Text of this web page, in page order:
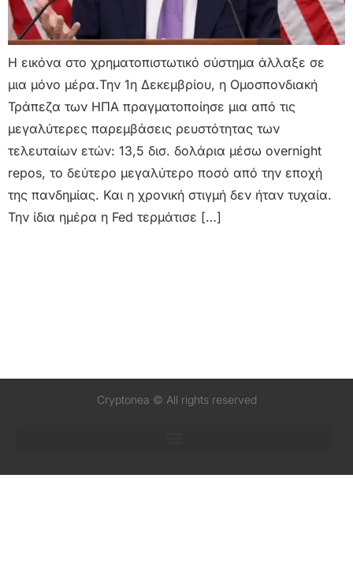
Η εικόνα στο χρηματοπιστωτικό σύστημα άλλαξε σε
μια μόνο μέρα.Την 1η Δεκεμβρίου, η Ομοσπονδιακή
Τράπεζα των ΗΠΑ πραγματοποίησε μια από τις
μεγαλύτερες παρεμβάσεις ρευστότητας των
τελευταίων ετών: 13,5 δισ. δολάρια μέσω overnight
repos, το δεύτερο μεγαλύτερο ποσό από την εποχή
της πανδημίας. Και η χρονική στιγμή δεν ήταν τυχαία.
Την ίδια ημέρα η Fed τερμάτισε […]
Cryptonea © All rights reserved